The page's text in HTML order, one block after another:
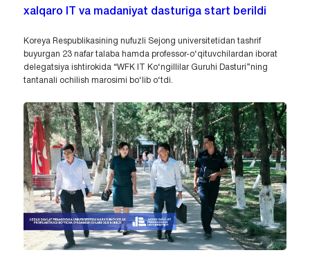
xalqaro IT va madaniyat dasturiga start berildi
Koreya Respublikasining nufuzli Sejong universitetidan tashrif
buyurgan 23 nafar talaba hamda professor-o‘qituvchilardan iborat
delegatsiya ishtirokida “WFK IT Ko‘ngillilar Guruhi Dasturi”ning
tantanali ochilish marosimi bo‘lib o‘tdi.